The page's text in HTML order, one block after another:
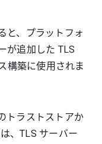
と、プラットフォ
が追加した TLS
構築に使用されま
トラストストアか
、TLS サーバー